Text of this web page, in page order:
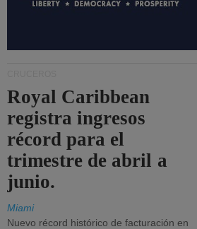
Royal Caribbean
registra ingresos
récord para el
trimestre de abril a
junio.
Miami
Nuevo récord histórico de facturación en